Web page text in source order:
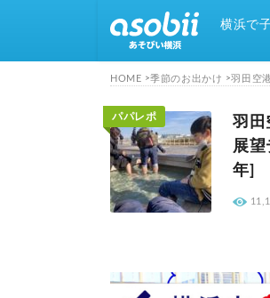
横浜で
HOME 季節のお出かけ 羽田空
パパレポ
羽田
展望
年]